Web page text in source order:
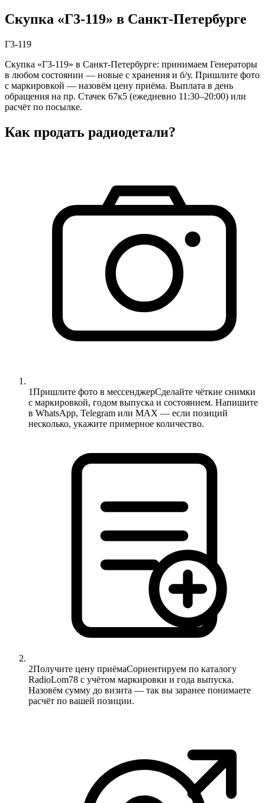
Скупка «Г3-119» в Санкт-Петербурге
Г3-119
Скупка «Г3-119» в Санкт-Петербурге: принимаем Генераторы
в любом состоянии — новые с хранения и б/у. Пришлите фото
с маркировкой — назовём цену приёма. Выплата в день
обращения на пр. Стачек 67к5 (ежедневно 11:30–20:00) или
расчёт по посылке.
Как продать радиодетали?
1Пришлите фото в мессенджерСделайте чёткие снимки
с маркировкой, годом выпуска и состоянием. Напишите
в WhatsApp, Telegram или MAX — если позиций
несколько, укажите примерное количество.
2Получите цену приёмаСориентируем по каталогу
RadioLom78 с учётом маркировки и года выпуска.
Назовём сумму до визита — так вы заранее понимаете
расчёт по вашей позиции.